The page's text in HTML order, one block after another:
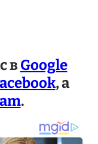
вGoogle
, а
.